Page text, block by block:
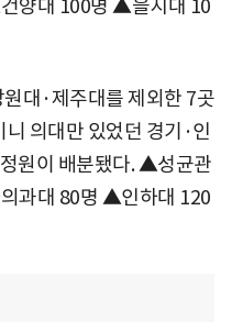
양대 100명 ▲을지대 10
대·제주대를 제외한 7곳
의대만 있었던 경기·인
원이 배분됐다. ▲성균관
과대 80명 ▲인하대 120